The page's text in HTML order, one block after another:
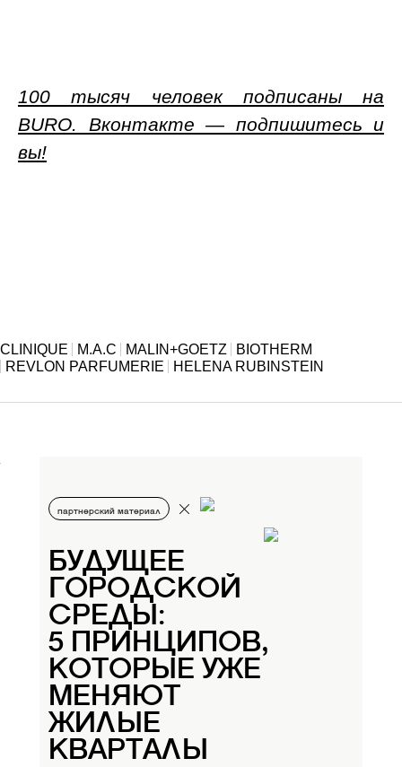
100 тысяч человек подписаны на
BURO. Вконтакте — подпишитесь и
вы!
CLINIQUE M.A.C MALIN+GOETZ
BIOTHERM
REVLON PARFUMERIE
HELENA RUBINSTEIN
партнерский материал
БУДУЩЕЕ
ГОРОДСКОЙ
СРЕДЫ:
5 ПРИНЦИПОВ,
КОТОРЫЕ УЖЕ
МЕНЯЮТ
ЖИЛЫЕ
КВАРТАЛЫ